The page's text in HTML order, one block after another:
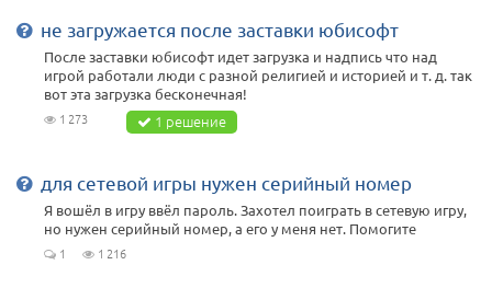
не загружается после заставки юбисофт
После заставки юбисофт идет загрузка и надпись что над
игрой работали люди с разной религией и историей и т. д. так
вот эта загрузка бесконечная!
1 273 1 решение
для сетевой игры нужен серийный номер
Я вошёл в игру ввёл пароль. Захотел поиграть в сетевую игру,
но нужен серийный номер, а его у меня нет. Помогите
1 1 216